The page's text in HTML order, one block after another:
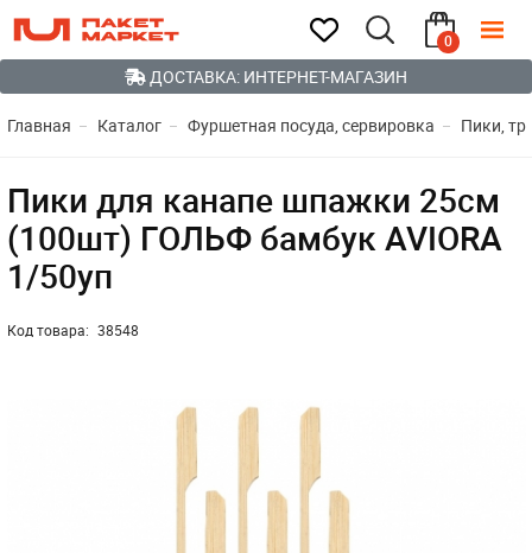
0
ДОСТАВКА: ИНТЕРНЕТ-МАГАЗИН
Главная Каталог Фуршетная посуда, сервировка Пики,
Пики для канапе шпажки 25см
(100шт) ГОЛЬФ бамбук AVIORA
1/50уп
Код товара: 38548